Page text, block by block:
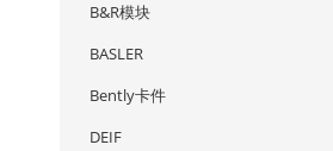
B&R模块
BASLER
Bently卡件
DEIF